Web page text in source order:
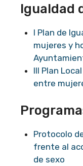
Igualdad
I Plan de
mujeres y
III Plan
entre
Protocolo
frente al
de sexo